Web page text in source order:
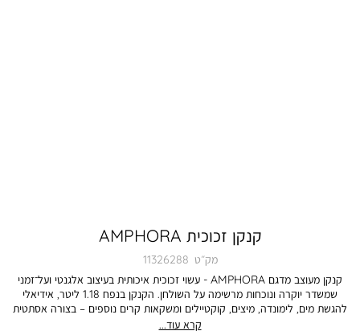
קנקן זכוכית AMPHORA
מק״ט 11326288
קנקן מעוצב מדגם AMPHORA - עשוי זכוכית איכותית בעיצוב אלגנטי ועל־זמני
שמשדר יוקרה ונוכחות מרשימה על השולחן. הקנקן בנפח 1.18 ליטר, אידיאלי
להגשת מים, לימונדה, מיצים, קוקטיילים ומשקאות קרים נוספים – בצורה אסתטית
ונוחה לאירוח ולשימוש יומיומי. העיצוב משלב קווים קלאסיים עם מראה נקי
קרא עוד...